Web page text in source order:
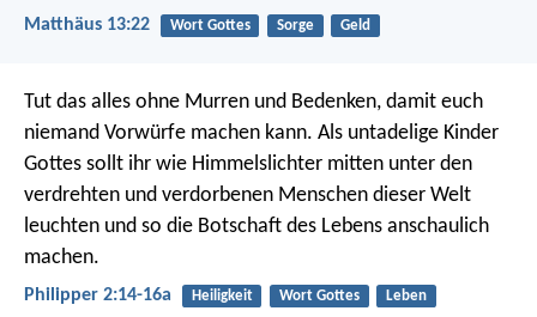
Matthäus 13:22 Wort Gottes Sorge Geld
Tut das alles ohne Murren und Bedenken, damit euch
niemand Vorwürfe machen kann. Als untadelige Kinder
Gottes sollt ihr wie Himmelslichter mitten unter den
verdrehten und verdorbenen Menschen dieser Welt
leuchten und so die Botschaft des Lebens anschaulich
machen.
Philipper 2:14-16a Heiligkeit Wort Gottes Leben